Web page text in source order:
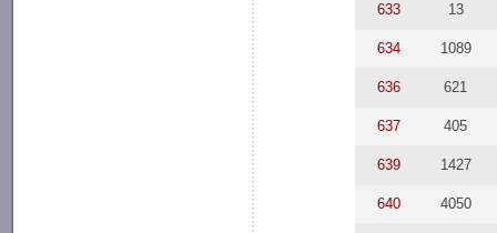
633 13
634 1089
636 621
637 405
639 1427
640 4050